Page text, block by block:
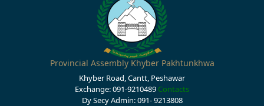
Provincial Assembly Khyber Pakhtunkhwa
Khyber Road, Cantt, Peshawar
Exchange: 091-9210489 Contacts
Dy Secy Admin: 091- 9213808